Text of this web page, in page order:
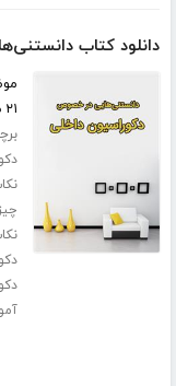
دانلود کتاب
۲۱ صفحه